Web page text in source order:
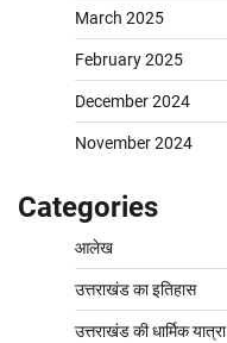
March 2025
February 2025
December 2024
November 2024
Categories
आलेख
उत्तराखंड का इतिहास
उत्तराखंड की धार्मिक यात्रा